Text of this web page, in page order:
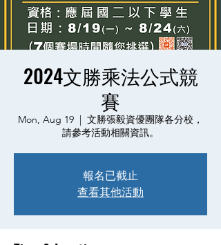
2024文勝乘法公式競
賽
Mon, Aug 19
  |
文勝張毅資優團隊各分校，
請參考活動相關資訊。
報名已截止
查看其他活動